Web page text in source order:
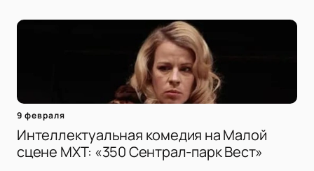
9 февраля
Интеллектуальная комедия на Малой
сцене МХТ: «350 Сентрал-парк Вест»